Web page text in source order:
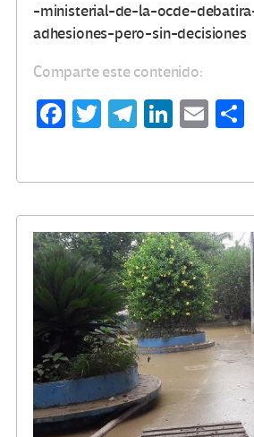
-ministerial-de-la-ocde-
adhesiones-pero-sin-decisiones
Comparte este contenido:
Fa
o
k
T
Te
m
Li
n
E